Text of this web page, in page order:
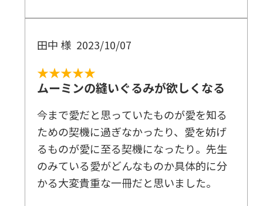
田中 様 2023/10/07
★★★★★
ムーミンの縫いぐるみが欲しくなる
今まで愛だと思っていたものが愛を知る
ための契機に過ぎなかったり、愛を妨げ
るものが愛に至る契機になったり。先生
のみている愛がどんなものか具体的に分
かる大変貴重な一冊だと思いました。